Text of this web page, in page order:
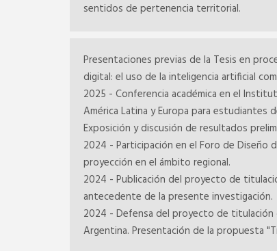
sentidos de pertenencia territorial.
Presentaciones previas de la Tesis en
digital: el uso de la inteligencia artificial
2025 - Conferencia académica en el
América Latina y Europa para estudiantes
Exposición y discusión de resultados
2024 - Participación en el Foro de Diseño
proyección en el ámbito regional.
2024 - Publicación del proyecto de
antecedente de la presente investigación.
2024 - Defensa del proyecto de titulación
Argentina. Presentación de la propuesta